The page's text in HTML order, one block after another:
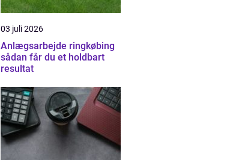
03 juli 2026
Anlægsarbejde ringkøbing
sådan får du et holdbart
resultat